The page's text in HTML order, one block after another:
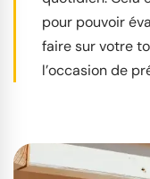
pour pouvoir
faire sur votre
l’occasion de